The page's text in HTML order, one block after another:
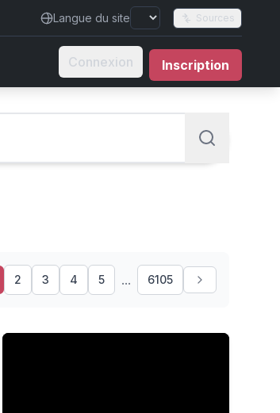
Langue du site Sources
Connexion Inscription
2 3 4 5 ... 6105
Faster
'The Sussexes are playing cat and mouse